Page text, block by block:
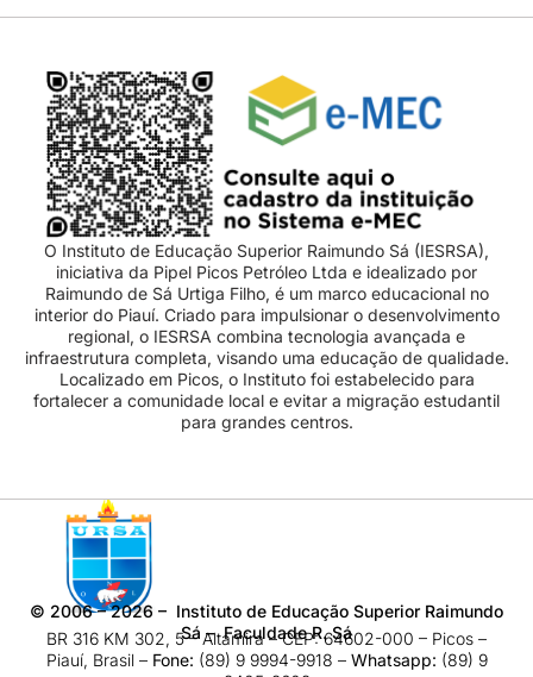
O Instituto de Educação Superior Raimundo Sá (IESRSA),
iniciativa da Pipel Picos Petróleo Ltda e idealizado por
Raimundo de Sá Urtiga Filho, é um marco educacional no
interior do Piauí. Criado para impulsionar o desenvolvimento
regional, o IESRSA combina tecnologia avançada e
infraestrutura completa, visando uma educação de qualidade.
Localizado em Picos, o Instituto foi estabelecido para
fortalecer a comunidade local e evitar a migração estudantil
para grandes centros.
© 2006 – 2026 – Instituto de Educação Superior Raimundo
Sá – Faculdade R. Sá
BR 316 KM 302, 5 – Altamira – CEP: 64602-000 – Picos –
Piauí, Brasil – Fone: (89) 9 9994-9918​ – Whatsapp: (89) 9